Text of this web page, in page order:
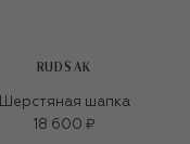
RUDSAK
Шерстяная шапка
18 600 ₽